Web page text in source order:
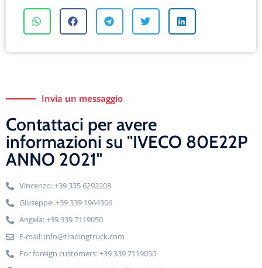
Invia un messaggio
Contattaci per avere
informazioni su "IVECO 80E22P
ANNO 2021"
Vincenzo: +39 335 6292208
Giuseppe: +39 339 1964306
Angela: +39 339 7119050
E-mail: info@tradingtruck.com
For foreign customers: +39 339 7119050